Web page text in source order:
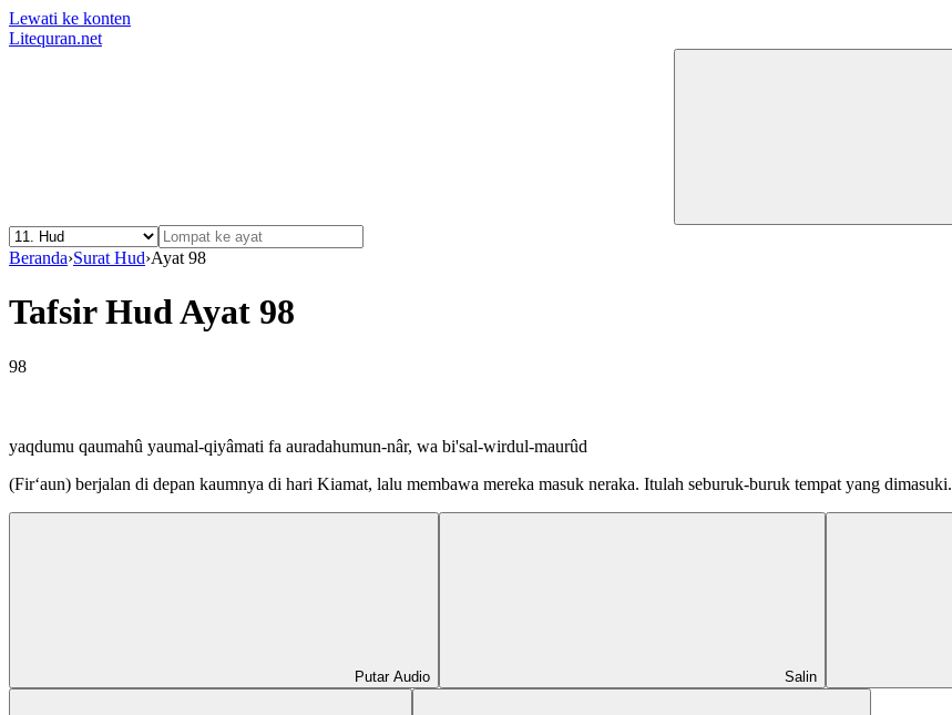
Lewati ke konten
Litequran.net
Beranda›Surat Hud›Ayat 98
Tafsir Hud Ayat 98
98
yaqdumu qaumahû yaumal-qiyâmati fa auradahumun-nâr, wa bi'sal-wirdul-maurûd
(Fir‘aun) berjalan di depan kaumnya di hari Kiamat, lalu membawa mereka masuk neraka. Itulah seburuk-buruk tempat yang dimasuki.
Putar Audio Salin